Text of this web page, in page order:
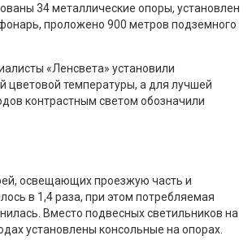
34 металлические опоры, установлен
проложено 900 метров подземного
«Ленсвета» установили
цветовой температуры, а для лучшей
контрастным светом обозначили
освещающих проезжую часть и
в 1,4 раза, при этом потребляемая
Вместо подвесных светильников на
установлены консольные на опорах.